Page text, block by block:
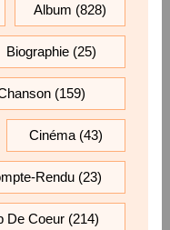
Album (828)
Biographie (25)
(159)
Cinéma(43)
Rendu (23)
De Coeur(214)